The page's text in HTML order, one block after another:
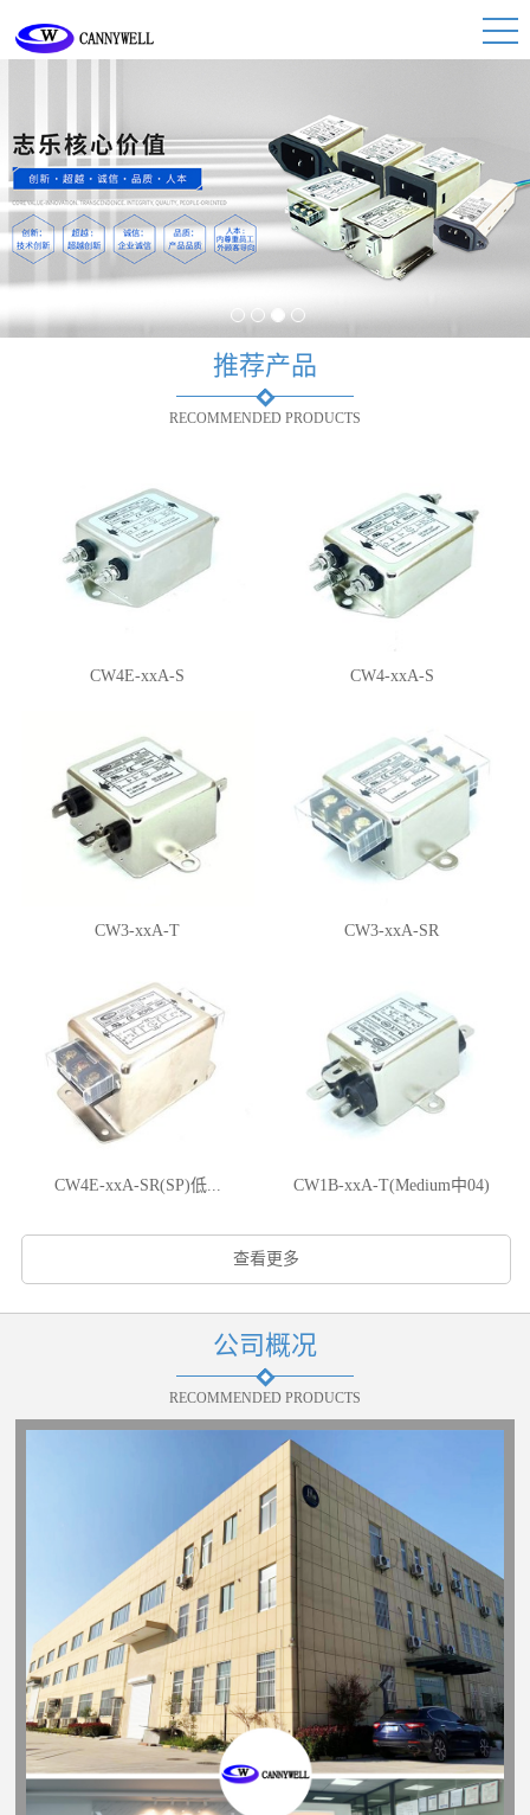
1 2 3 4
推荐产品
RECOMMENDED PRODUCTS
CW4E-xxA-S CW4-xxA-S
CW3-xxA-T CW3-xxA-SR
CW4E-xxA-SR(SP)低... CW1B-xxA-T(Medium中04)
查看更多
公司概况
RECOMMENDED PRODUCTS